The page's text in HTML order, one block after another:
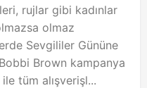
rujlar gibi kadınlar
olmaz
Sevgililer Gününe
Brown kampanya
tüm alışverişl...